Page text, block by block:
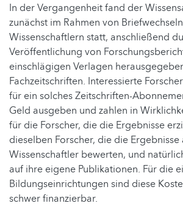
In der Vergangenheit fand der
zunächst im Rahmen von
Wissenschaftlern statt, anschließend
Veröffentlichung von
einschlägigen Verlagen
Fachzeitschriften. Interessierte
für ein solches Zeitschriften-
Geld ausgeben und zahlen in
für die Forscher, die die Ergebnisse
dieselben Forscher, die die
Wissenschaftler bewerten, und
auf ihre eigene Publikationen. Für die
Bildungseinrichtungen sind diese
schwer finanzierbar.